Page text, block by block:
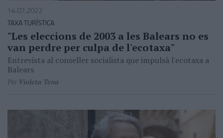
14.07.2022
TAXA TURÍSTICA
"Les eleccions de 2003 a les Balears no es
van perdre per culpa de l'ecotaxa"
Entrevista al conseller socialista que impulsà l'ecotaxa a
Balears
Per Violeta Tena